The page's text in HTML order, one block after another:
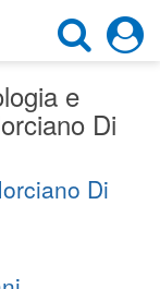
×
×
e
Di
Di